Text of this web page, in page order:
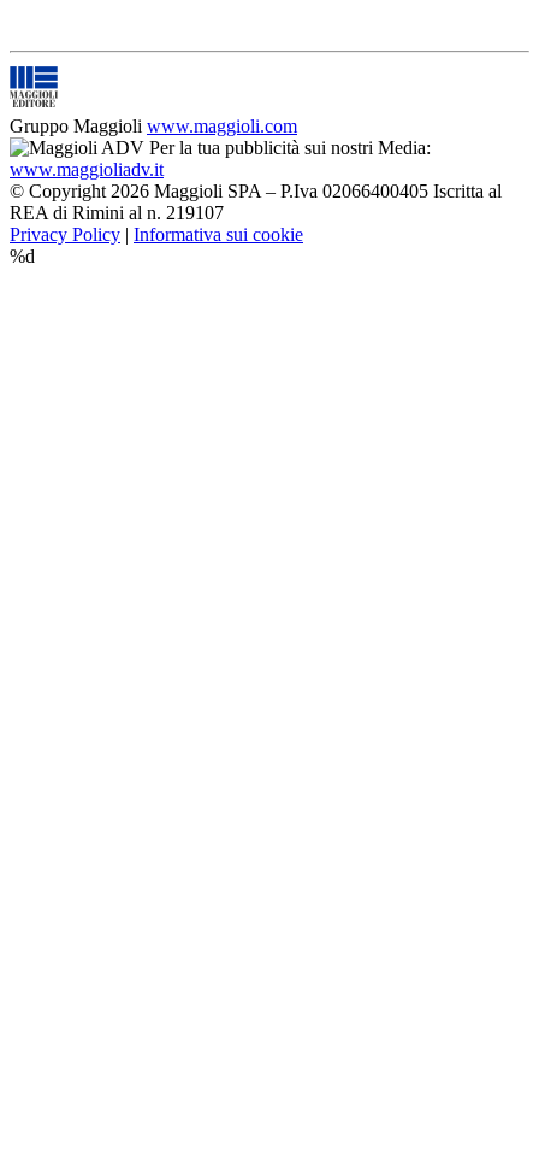
Gruppo Maggioli www.maggioli.com
Per la tua pubblicità sui nostri Media:
www.maggioliadv.it
© Copyright 2026 Maggioli SPA – P.Iva 02066400405 Iscritta al
REA di Rimini al n. 219107
Privacy Policy | Informativa sui cookie
%d